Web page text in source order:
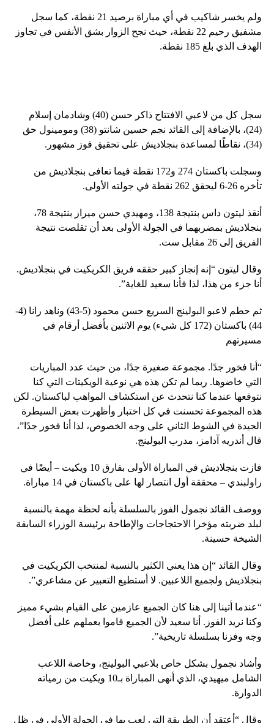
ولم يخسر شاكيب في أي مباراة برصيد 21 نقطة، كما سجل
مشفيق رحيم 22 نقطة، حيث نجح الزوار بشق الأنفس في تجاوز
الهدف الذي بلغ 185 نقطة.
سجل كل من لاعبي الافتتاح ذاكر حسن (40) وشادمان إسلام
(24)، بالإضافة إلى القائد نجم حسين شانتو (38) ومومينول حق
(34)، نقاطًا لمساعدة بنجلاديش على تحقيق فوز مشهور.
وسجلت باكستان 274 و172 نقطة فيما تعافى بنجلاديش من
تأخره 26-6 ليحقق 262 نقطة في جولته الأولى.
أنقذ ليتون داس بنتيجة 138، ومهيدي حسن ميراز بنتيجة 78،
بنجلاديش بمضربهما في الجولة الأولى بعد أن تقلصت نتيجة
الفريق إلى 26 مقابل ست.
وقال ليتون “إنه إنجاز كبير حققه فريق الكريكيت في بنجلاديش.
أنا جزء من هذا، لذا فأنا سعيد للغاية”.
ثم حطم لاعبو البولينج السريع حسن محمود (5-43) وناهد رانا (4-
44) باكستان (172 كل شيء) يوم الاثنين بأفضل أرقام في
مسيرتهم
“أنا فخور جدًا. مجموعة صغيرة جدًا، من حيث عدد المباريات
التي خاضوها. ربما لم تكن هذه هي نوعية الويكيتات التي كنا
نتوقعها عندما كنا نتحدث عن استكشاف المواهب لباكستان. لكن
هذه المجموعة تحسنت في كل اختبار وأظهرت بعض السيطرة
الجيدة في الشوط الثاني على وجه الخصوص، لذا أنا فخور جدًا”،
قال أندريه آدامز، مدرب البولينج.
فازت بنجلاديش في المباراة الأولى بفارق 10 ويكيت – أيضًا في
راولبندي – محققة أول انتصار لها على باكستان في 14 مباراة.
ووصف القائد نجمول الفوز بالسلسلة بأنه لحظة مهمة بالنسبة
لبلد ضربته مؤخرا الاحتجاجات والإطاحة برئيسة الوزراء السابقة
الشيخة حسينة.
وقال القائد “إن هذا يعني الكثير بالنسبة لمنتخب الكريكيت في
بنجلاديش ولجميع اللاعبين. لا أستطيع التعبير عن مشاعري”.
“عندما أتينا إلى هنا كان الجميع عازمين على القيام بشيء مميز
وكنا نريد الفوز. أنا سعيد لأن الجميع قاموا بعملهم على أفضل
وجه وفزنا بسلسلة تاريخية”.
وأشاد نجمول بشكل خاص بلاعبي البولينج، وخاصة اللاعب
الشامل ميهيدي، الذي أنهى المباراة بـ10 ويكيت من رمياته
الدوارة.
وقال “أعتقد أن الطريقة التي لعب بها في الجولة الأولى في ظل